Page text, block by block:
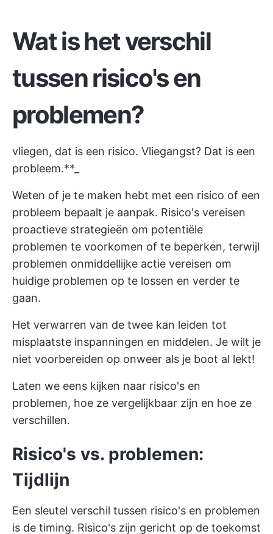
Wat is het verschil
tussen risico's en
problemen?
vliegen, dat is een risico. Vliegangst? Dat is een
probleem.**_
Weten of je te maken hebt met een risico of een
probleem bepaalt je aanpak. Risico's vereisen
proactieve strategieën om potentiële
problemen te voorkomen of te beperken, terwijl
problemen onmiddellijke actie vereisen om
huidige problemen op te lossen en verder te
gaan.
Het verwarren van de twee kan leiden tot
misplaatste inspanningen en middelen. Je wilt je
niet voorbereiden op onweer als je boot al lekt!
Laten we eens kijken naar risico's en
problemen, hoe ze vergelijkbaar zijn en hoe ze
verschillen.
Risico's vs. problemen:
Tijdlijn
Een sleutel verschil tussen risico's en problemen
is de timing. Risico's zijn gericht op de toekomst